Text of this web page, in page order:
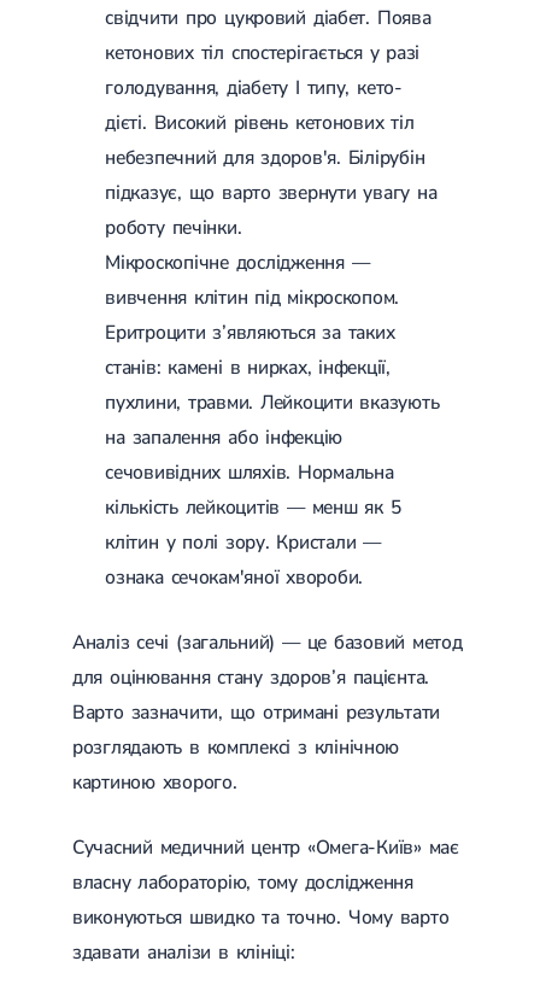
свідчити про цукровий діабет. Поява
кетонових тіл спостерігається у разі
голодування, діабету І типу, кето-
дієті. Високий рівень кетонових тіл
небезпечний для здоров'я. Білірубін
підказує, що варто звернути увагу на
роботу печінки.
Мікроскопічне дослідження —
вивчення клітин під мікроскопом.
Еритроцити з’являються за таких
станів: камені в нирках, інфекції,
пухлини, травми. Лейкоцити вказують
на запалення або інфекцію
сечовивідних шляхів. Нормальна
кількість лейкоцитів — менш як 5
клітин у полі зору. Кристали —
ознака сечокам'яної хвороби.
Аналіз сечі (загальний) — це базовий метод
для оцінювання стану здоров’я пацієнта.
Варто зазначити, що отримані результати
розглядають в комплексі з клінічною
картиною хворого.
Сучасний медичний центр «Омега-Київ» має
власну лабораторію, тому дослідження
виконуються швидко та точно. Чому варто
здавати аналізи в клініці: